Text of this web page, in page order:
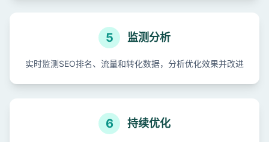
5 监测分析
实时监测SEO排名、流量和转化数据，分析优化效果并改进
6 持续优化